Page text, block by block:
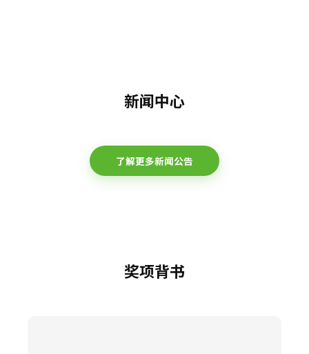
新闻中心
了解更多新闻公告
奖项背书